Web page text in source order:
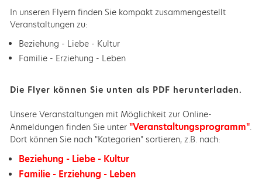
In unseren Flyern finden Sie kompakt zusammengestellt
Veranstaltungen zu:
Beziehung - Liebe - Kultur
Familie - Erziehung - Leben
Die Flyer können Sie unten als PDF herunterladen.
Unsere Veranstaltungen mit Möglichkeit zur Online-
Anmeldungen finden Sie unter "Veranstaltungsprogramm".
Dort können Sie nach "Kategorien" sortieren, z.B. nach:
Beziehung - Liebe - Kultur
Familie - Erziehung - Leben